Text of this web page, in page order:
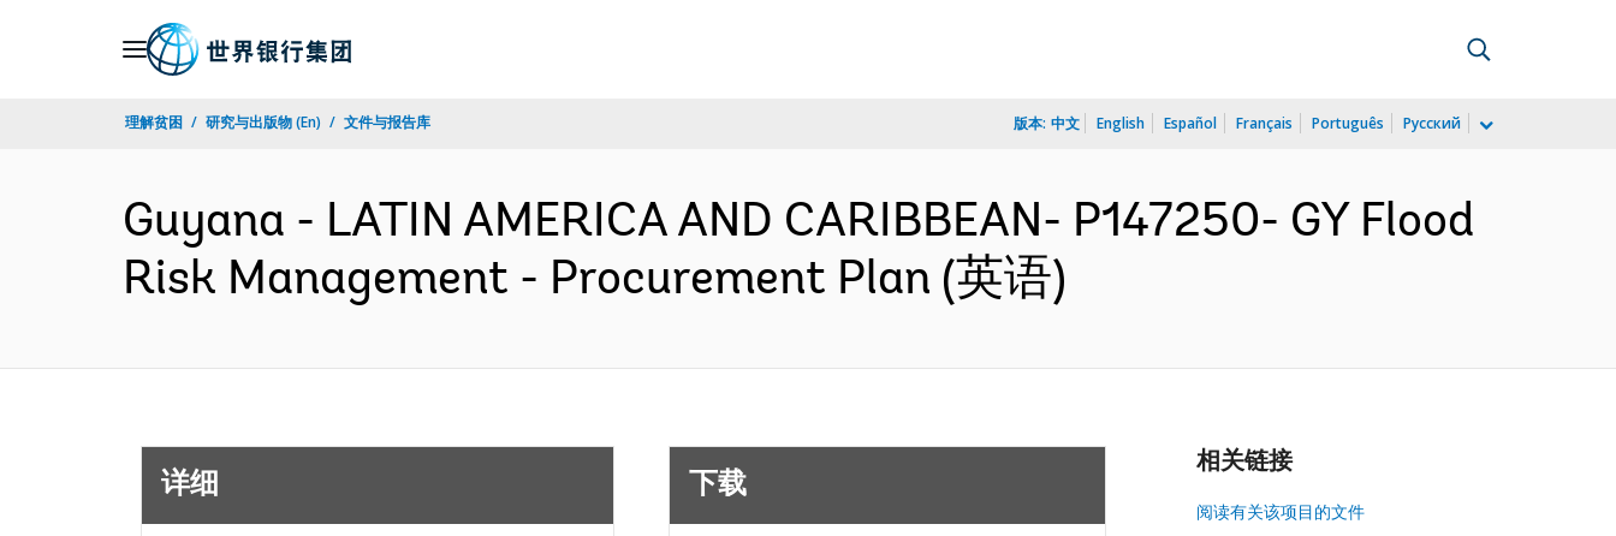
理解贫困 研究与出版物 (En) 文件与报告库 版本: 中文 English Español Français Português Русский
Guyana - LATIN AMERICA AND CARIBBEAN- P147250- GY Flood
Risk Management - Procurement Plan (英语)
详细 下载
相关链接
阅读有关该项目的文件